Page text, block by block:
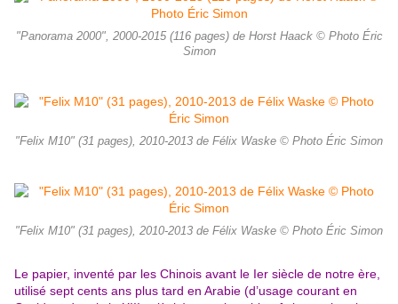
"Panorama 2000", 2000-2015 (116 pages) de Horst Haack © Photo Éric
Simon
"Felix M10" (31 pages), 2010-2013 de Félix Waske © Photo Éric Simon
"Felix M10" (31 pages), 2010-2013 de Félix Waske © Photo Éric Simon
Le papier, inventé par les Chinois avant le Ier siècle de notre ère,
utilisé sept cents ans plus tard en Arabie (d’usage courant en